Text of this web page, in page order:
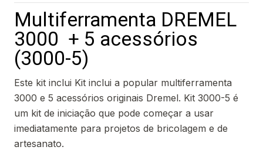
Multiferramenta DREMEL
3000 + 5 acessórios
(3000-5)
Este kit inclui Kit inclui a popular multiferramenta
3000 e 5 acessórios originais Dremel. Kit 3000-5 é
um kit de iniciação que pode começar a usar
imediatamente para projetos de bricolagem e de
artesanato.